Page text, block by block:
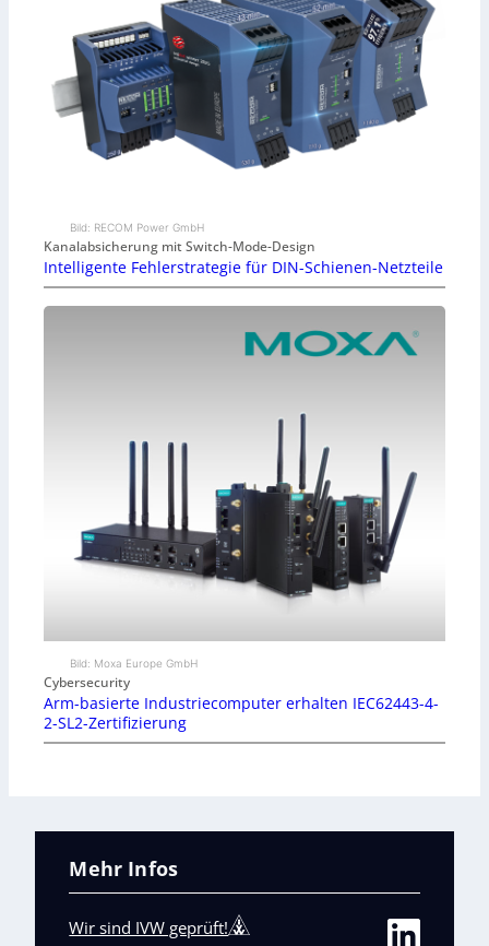
Bild: RECOM Power GmbH
Kanalabsicherung mit Switch-Mode-Design
Intelligente Fehlerstrategie für DIN-Schienen-Netzteile
Bild: Moxa Europe GmbH
Cybersecurity
Arm-basierte Industriecomputer erhalten IEC62443-4-
2-SL2-Zertifizierung
Mehr Infos
Wir sind IVW geprüft!